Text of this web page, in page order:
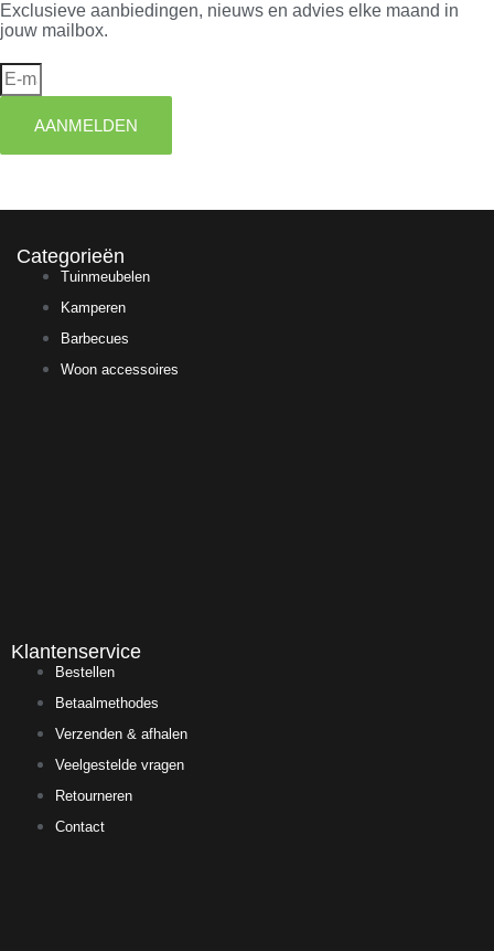
Exclusieve aanbiedingen, nieuws en advies elke maand in
jouw mailbox.
AANMELDEN
Categorieën
Tuinmeubelen
Kamperen
Barbecues
Woon accessoires
Klantenservice
Bestellen
Betaalmethodes
Verzenden & afhalen
Veelgestelde vragen
Retourneren
Contact